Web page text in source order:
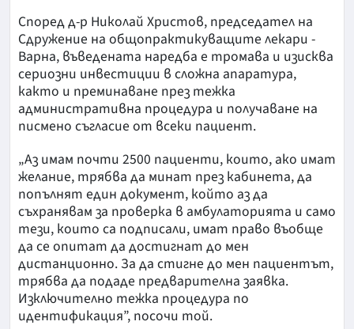
Според д-р Николай Христов, председател на
Сдружение на общопрактикуващите лекари -
Варна, въведената наредба е тромава и изисква
сериозни инвестиции в сложна апаратура,
както и преминаване през тежка
административна процедура и получаване на
писмено съгласие от всеки пациент.
„Аз имам почти 2500 пациенти, които, ако имат
желание, трябва да минат през кабинета, да
попълнят един документ, който аз да
съхранявам за проверка в амбулаторията и само
тези, които са подписали, имат право въобще
да се опитат да достигнат до мен
дистанционно. За да стигне до мен пациентът,
трябва да подаде предварителна заявка.
Изключително тежка процедура по
идентификация”, посочи той.